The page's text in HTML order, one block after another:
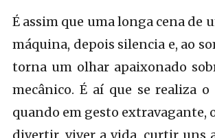
É assim que uma longa cena de
máquina, depois silencia e, ao
torna um olhar apaixonado
mecânico. É aí que se realiza
quando em gesto extravagante,